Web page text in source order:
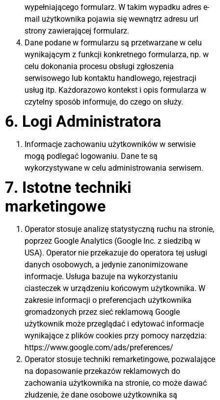
wypełniającego formularz. W takim wypadku adres e-
mail użytkownika pojawia się wewnątrz adresu url
strony zawierającej formularz.
Dane podane w formularzu są przetwarzane w celu
wynikającym z funkcji konkretnego formularza, np. w
celu dokonania procesu obsługi zgłoszenia
serwisowego lub kontaktu handlowego, rejestracji
usług itp. Każdorazowo kontekst i opis formularza w
czytelny sposób informuje, do czego on służy.
6. Logi Administratora
Informacje zachowaniu użytkowników w serwisie
mogą podlegać logowaniu. Dane te są
wykorzystywane w celu administrowania serwisem.
7. Istotne techniki
marketingowe
Operator stosuje analizę statystyczną ruchu na stronie,
poprzez Google Analytics (Google Inc. z siedzibą w
USA). Operator nie przekazuje do operatora tej usługi
danych osobowych, a jedynie zanonimizowane
informacje. Usługa bazuje na wykorzystaniu
ciasteczek w urządzeniu końcowym użytkownika. W
zakresie informacji o preferencjach użytkownika
gromadzonych przez sieć reklamową Google
użytkownik może przeglądać i edytować informacje
wynikające z plików cookies przy pomocy narzędzia:
https://www.google.com/ads/preferences/
Operator stosuje techniki remarketingowe, pozwalające
na dopasowanie przekazów reklamowych do
zachowania użytkownika na stronie, co może dawać
złudzenie, że dane osobowe użytkownika są